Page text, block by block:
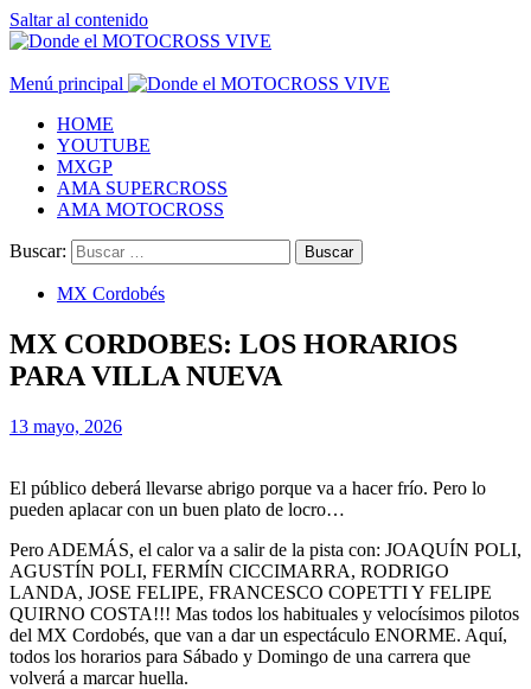
Saltar al contenido
Menú principal
HOME
YOUTUBE
MXGP
AMA SUPERCROSS
AMA MOTOCROSS
Buscar:
MX Cordobés
MX CORDOBES: LOS HORARIOS
PARA VILLA NUEVA
13 mayo, 2026
El público deberá llevarse abrigo porque va a hacer frío. Pero lo
pueden aplacar con un buen plato de locro…
Pero ADEMÁS, el calor va a salir de la pista con: JOAQUÍN POLI,
AGUSTÍN POLI, FERMÍN CICCIMARRA, RODRIGO
LANDA, JOSE FELIPE, FRANCESCO COPETTI Y FELIPE
QUIRNO COSTA!!! Mas todos los habituales y velocísimos pilotos
del MX Cordobés, que van a dar un espectáculo ENORME. Aquí,
todos los horarios para Sábado y Domingo de una carrera que
volverá a marcar huella.